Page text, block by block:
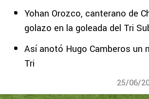
Yohan Orozco, canterano de
golazo en la goleada del Tri
Así anotó Hugo Camberos un
Tri
25/06/